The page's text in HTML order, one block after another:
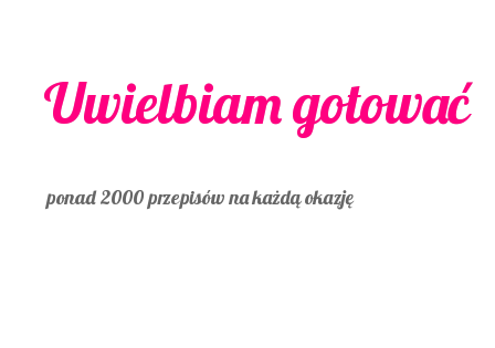
Uwielbiam gotować
ponad 2000 przepisów na każdą okazję